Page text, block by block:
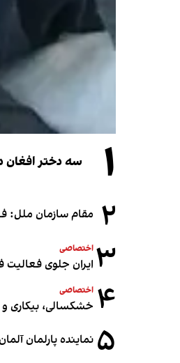
۱ سه دختر افغان
۲ مقام سازمان ملل:
۳ اختصاصی
ایران جلوی فعالیت
۴ اختصاصی
خشکسالی، بیکاری و
۵ نماینده پارلمان